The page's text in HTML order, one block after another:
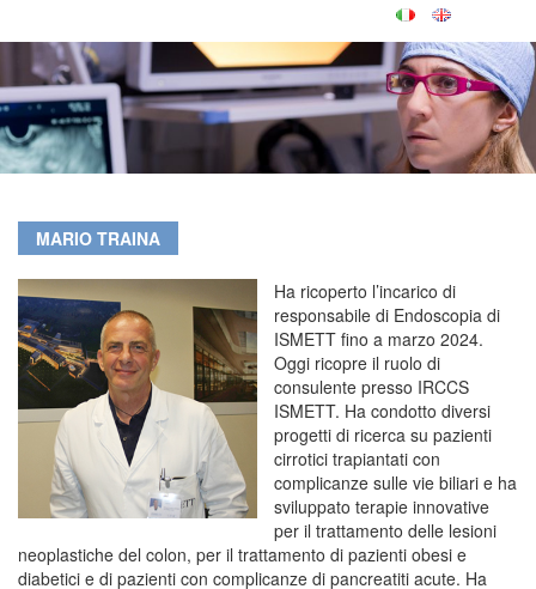
MARIO TRAINA
Ha ricoperto l’incarico di
responsabile di Endoscopia di
ISMETT fino a marzo 2024.
Oggi ricopre il ruolo di
consulente presso IRCCS
ISMETT. Ha condotto diversi
progetti di ricerca su pazienti
cirrotici trapiantati con
complicanze sulle vie biliari e ha
sviluppato terapie innovative
per il trattamento delle lesioni
neoplastiche del colon, per il trattamento di pazienti obesi e
diabetici e di pazienti con complicanze di pancreatiti acute. Ha